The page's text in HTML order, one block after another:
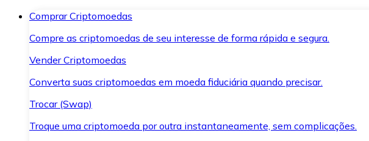
Comprar Criptomoedas
Compre as criptomoedas de seu interesse de forma rápida e segura.
Vender Criptomoedas
Converta suas criptomoedas em moeda fiduciária quando precisar.
Trocar (Swap)
Troque uma criptomoeda por outra instantaneamente, sem complicações.